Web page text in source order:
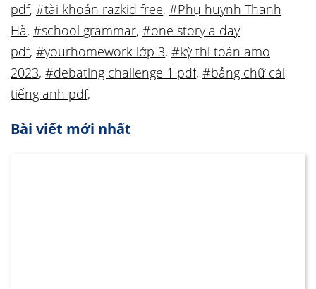
pdf, #tài khoản razkid free, #Phụ huynh Thanh
Hà, #school grammar, #one story a day
pdf, #yourhomework lớp 3, #kỳ thi toán amo
2023, #debating challenge 1 pdf, #bảng chữ cái
tiếng anh pdf,
Bài viết mới nhất